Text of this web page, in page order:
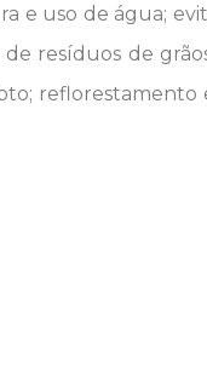
e uso de água;
resíduos de